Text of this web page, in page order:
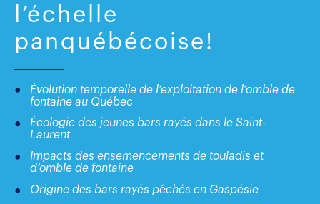
l’échelle
panquébécoise!
Évolution temporelle de l’exploitation de l’omble de
fontaine au Québec
Écologie des jeunes bars rayés dans le Saint-
Laurent
Impacts des ensemencements de touladis et
d’omble de fontaine
Origine des bars rayés pêchés en Gaspésie